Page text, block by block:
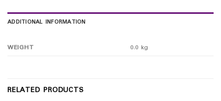
ADDITIONAL INFORMATION
WEIGHT 0.0 kg
RELATED PRODUCTS